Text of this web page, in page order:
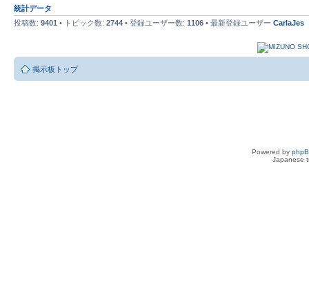
統計データ
投稿数: 9401 • トピック数: 2744 • 登録ユーザー数: 1106 • 最新登録ユーザー CarlaJes
掲示板トップ
Powered by
Japanese